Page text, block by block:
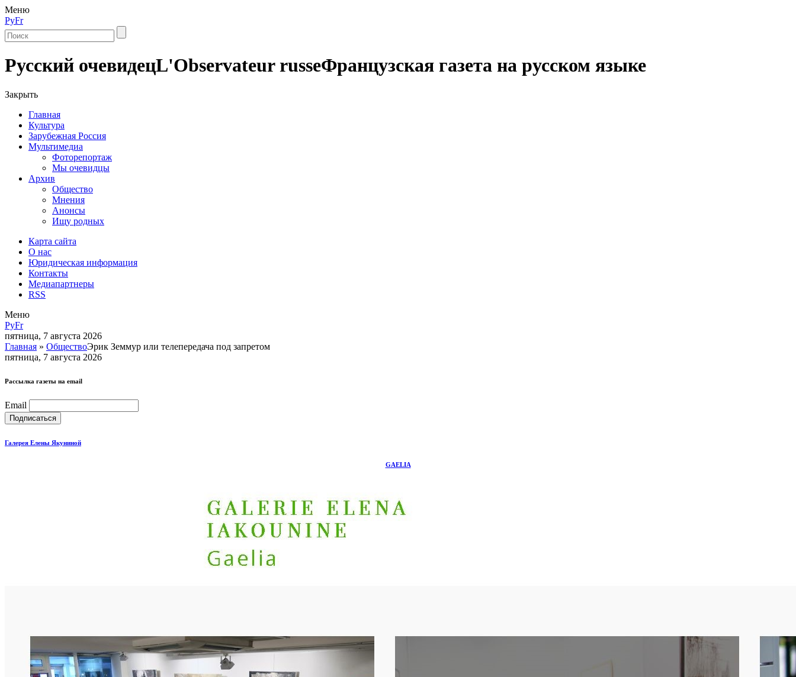
Меню
РуFr
Русский очевидецL'Observateur russeФранцузская газета на русском языке
Закрыть
Главная
Культура
Зарубежная Россия
Мультимедиа
Фоторепортаж
Мы очевидцы
Архив
Общество
Мнения
Анонсы
Ищу родных
Карта сайта
О нас
Юридическая информация
Контакты
Медиапартнеры
RSS
Меню
РуFr
пятница, 7 августа 2026
Главная » ОбществоЭрик Земмур или телепередача под запретом
пятница, 7 августа 2026
Рассылка газеты на email
Email
Галерея Елены Якуниной
GAELIA